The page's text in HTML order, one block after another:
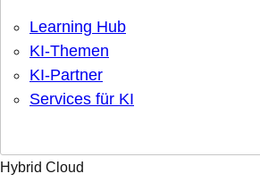
Learning Hub
KI-Themen
KI-Partner
Services für KI
Hybrid Cloud